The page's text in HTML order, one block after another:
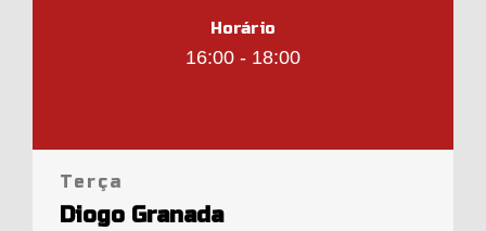
Horário
16:00 - 18:00
Terça
Diogo Granada